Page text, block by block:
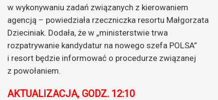
w wykonywaniu zadań związanych z kierowaniem
agencją – powiedziała rzeczniczka resortu Małgorzata
Dzieciniak. Dodała, że w „ministerstwie trwa
rozpatrywanie kandydatur na nowego szefa POLSA”
i resort będzie informować o procedurze związanej
z powołaniem.
AKTUALIZACJA, GODZ. 12:10